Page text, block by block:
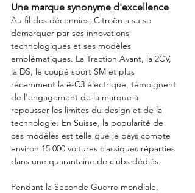
Une marque synonyme d'excellence
Au fil des décennies, Citroën a su se
démarquer par ses innovations
technologiques et ses modèles
emblématiques. La Traction Avant, la 2CV,
la DS, le coupé sport SM et plus
récemment la ë-C3 électrique, témoignent
de l'engagement de la marque à
repousser les limites du design et de la
technologie. En Suisse, la popularité de
ces modèles est telle que le pays compte
environ 15 000 voitures classiques réparties
dans une quarantaine de clubs dédiés.
Pendant la Seconde Guerre mondiale,